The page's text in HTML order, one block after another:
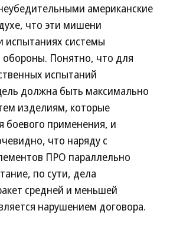
американские
что эти мишени
испытаниях системы
обороны. Понятно, что для
испытаний
должна быть максимально
изделиям, которые
боевого применения, и
что наряду с
ПРО параллельно
по сути, дела
средней и меньшей
нарушением договора.